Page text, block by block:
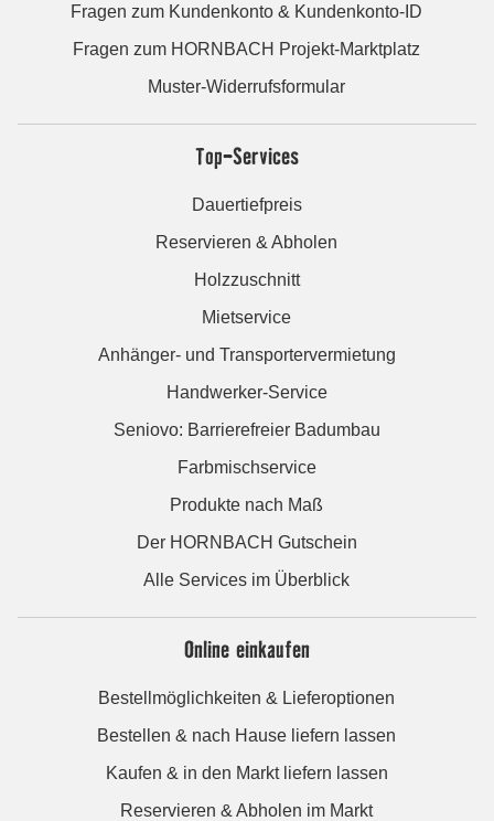
Fragen zum Kundenkonto & Kundenkonto-ID
Fragen zum HORNBACH Projekt-Marktplatz
Muster-Widerrufsformular
Top-Services
Dauertiefpreis
Reservieren & Abholen
Holzzuschnitt
Mietservice
Anhänger- und Transportervermietung
Handwerker-Service
Seniovo: Barrierefreier Badumbau
Farbmischservice
Produkte nach Maß
Der HORNBACH Gutschein
Alle Services im Überblick
Online einkaufen
Bestellmöglichkeiten & Lieferoptionen
Bestellen & nach Hause liefern lassen
Kaufen & in den Markt liefern lassen
Reservieren & Abholen im Markt